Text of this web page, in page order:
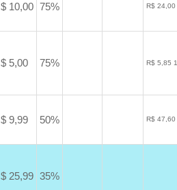
$ 10,00 75% R$
$ 5,00 75% R$ 5,85
$ 9,99 50% R$
$ 25,99 35%